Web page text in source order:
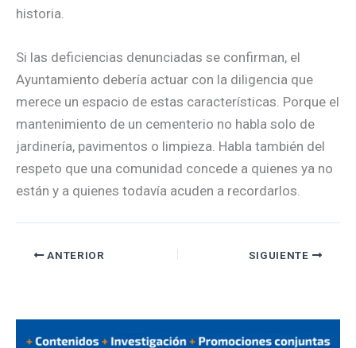
historia.
Si las deficiencias denunciadas se confirman, el
Ayuntamiento debería actuar con la diligencia que
merece un espacio de estas características. Porque el
mantenimiento de un cementerio no habla solo de
jardinería, pavimentos o limpieza. Habla también del
respeto que una comunidad concede a quienes ya no
están y a quienes todavía acuden a recordarlos.
ANTERIOR SIGUIENTE